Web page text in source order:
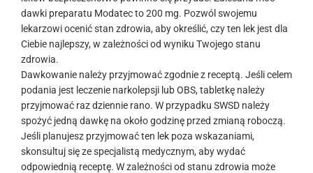
dawki preparatu Modatec to 200 mg. Pozwól swojemu
lekarzowi ocenić stan zdrowia, aby określić, czy ten lek jest dla
Ciebie najlepszy, w zależności od wyniku Twojego stanu
zdrowia.
Dawkowanie należy przyjmować zgodnie z receptą. Jeśli celem
podania jest leczenie narkolepsji lub OBS, tabletkę należy
przyjmować raz dziennie rano. W przypadku SWSD należy
spożyć jedną dawkę na około godzinę przed zmianą roboczą.
Jeśli planujesz przyjmować ten lek poza wskazaniami,
skonsultuj się ze specjalistą medycznym, aby wydać
odpowiednią receptę. W zależności od stanu zdrowia może